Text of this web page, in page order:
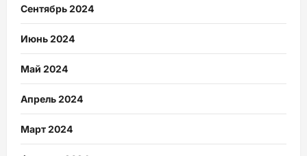
Сентябрь 2024
Июнь 2024
Май 2024
Апрель 2024
Март 2024